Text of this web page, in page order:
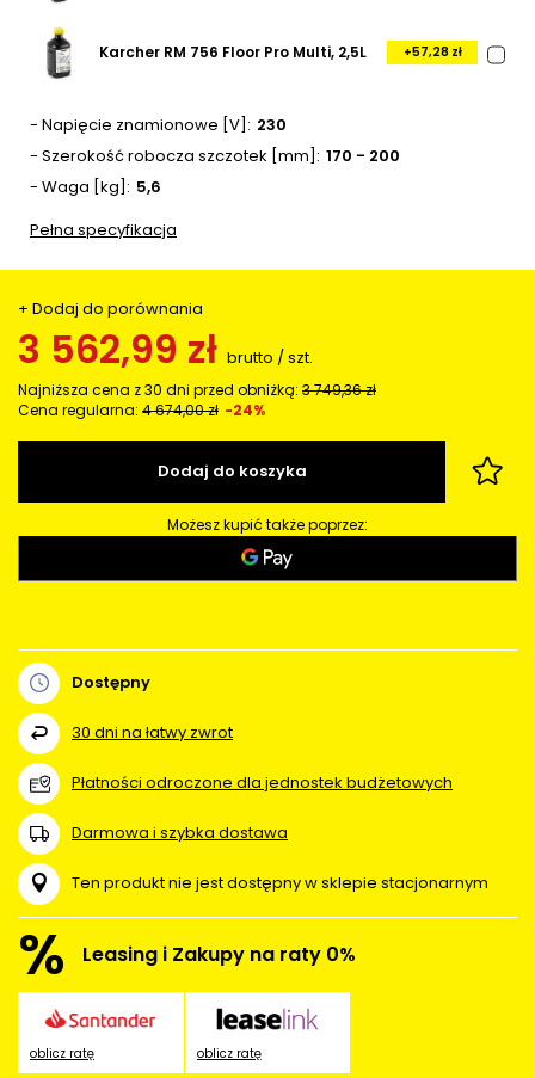
Karcher RM 756 Floor Pro Multi, 2,5L +57,28 zł
- Napięcie znamionowe ­[V]
230
- Szerokość robocza szczotek [mm] 170 - 200
- Waga [kg]
5,6
Pełna specyfikacja
+ Dodaj do porównania
3 562,99 zł brutto /szt.
Najniższa cena z 30 dni przed obniżką: 3 749,36 zł
Cena regularna: 4 674,00 zł -24%
Dodaj do koszyka
Możesz kupić także poprzez:
Dostępny
30 dni na łatwy zwrot
Płatności odroczone dla jednostek budżetowych
Darmowa i szybka dostawa
Ten produkt nie jest dostępny w sklepie stacjonarnym
% Leasing i Zakupy na raty 0%
oblicz ratę oblicz ratę